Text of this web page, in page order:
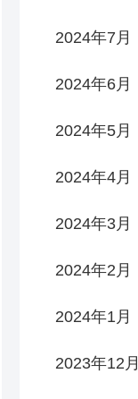
2024年7月
2024年6月
2024年5月
2024年4月
2024年3月
2024年2月
2024年1月
2023年12月